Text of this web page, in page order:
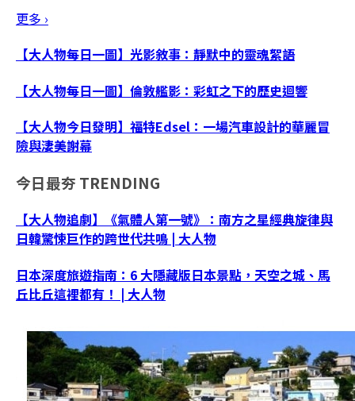
更多 ›
【大人物每日一圖】光影敘事：靜默中的靈魂絮語
【大人物每日一圖】倫敦艦影：彩虹之下的歷史迴響
【大人物今日發明】福特Edsel：一場汽車設計的華麗冒
險與淒美謝幕
今日最夯 TRENDING
【大人物追劇】《氣體人第一號》：南方之星經典旋律與
日韓驚悚巨作的跨世代共鳴 | 大人物
日本深度旅遊指南：6 大隱藏版日本景點，天空之城、馬
丘比丘這裡都有！ | 大人物